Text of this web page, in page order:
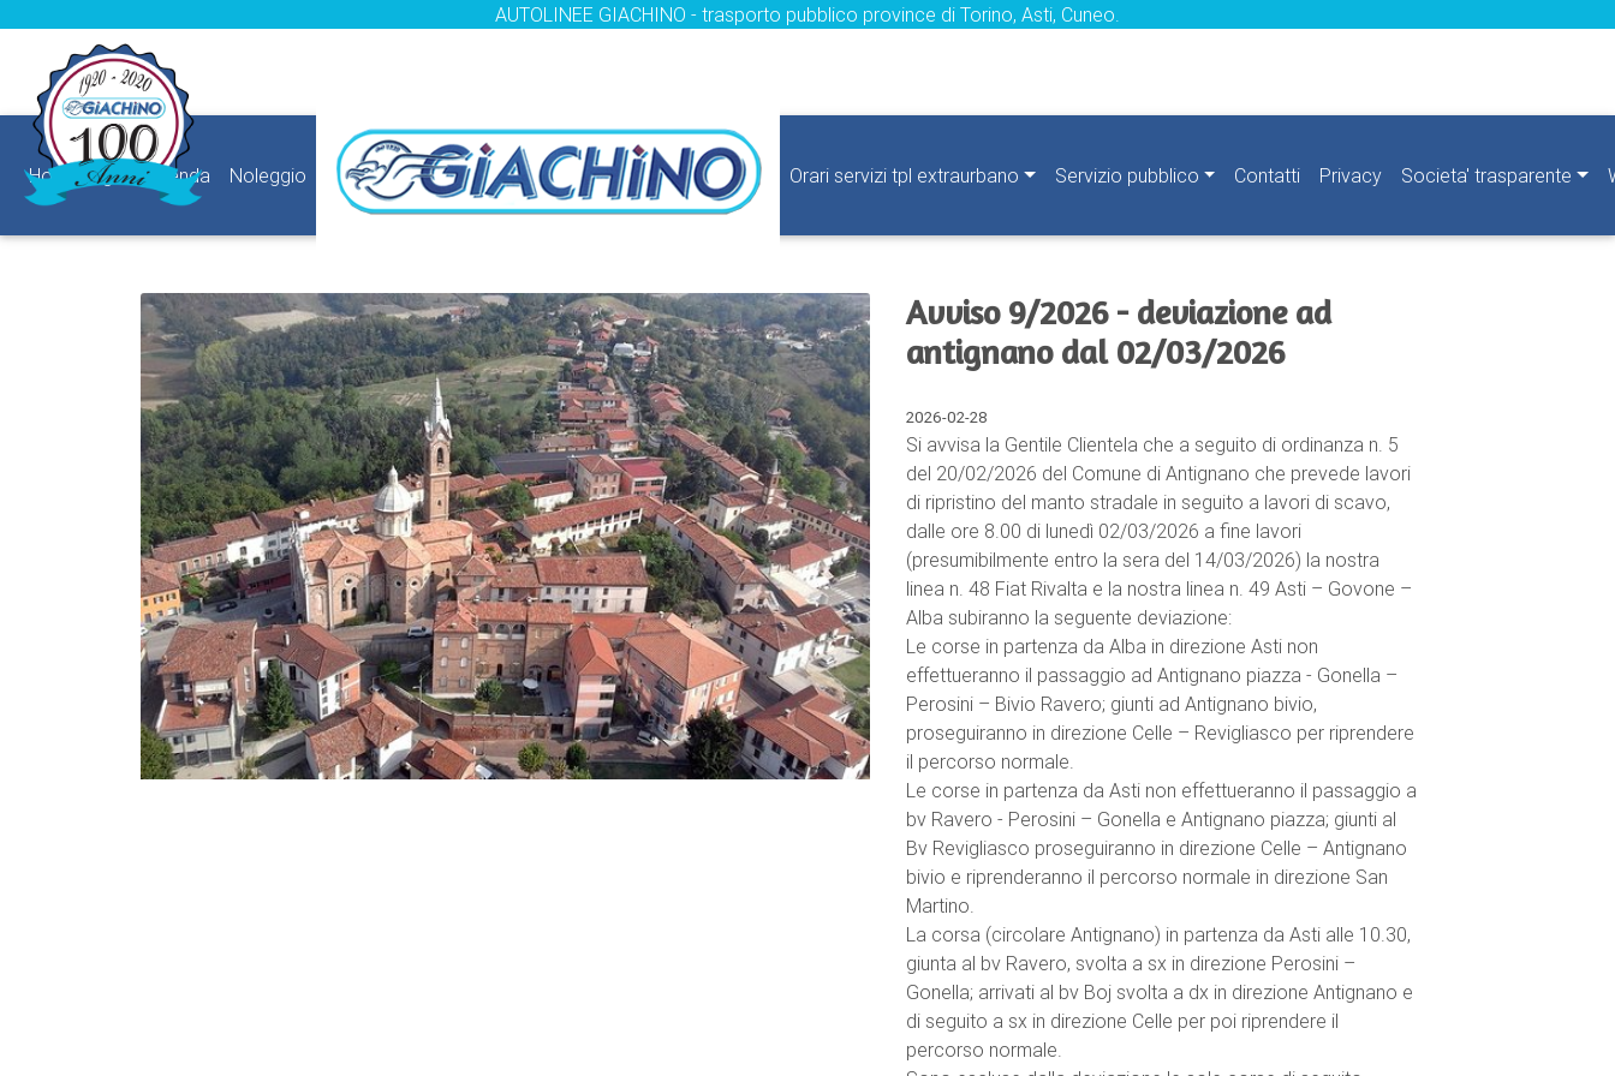
AUTOLINEE GIACHINO - trasporto pubblico province di Torino, Asti, Cuneo.
HomePage Azienda Noleggio Orari servizi tpl extraurbano Servizio pubblico Contatti Privacy Societa' trasparente
Avviso 9/2026 - deviazione ad
antignano dal 02/03/2026
2026-02-28
Si avvisa la Gentile Clientela che a seguito di ordinanza n. 5
del 20/02/2026 del Comune di Antignano che prevede lavori
di ripristino del manto stradale in seguito a lavori di scavo,
dalle ore 8.00 di lunedì 02/03/2026 a fine lavori
(presumibilmente entro la sera del 14/03/2026) la nostra
linea n. 48 Fiat Rivalta e la nostra linea n. 49 Asti – Govone –
Alba subiranno la seguente deviazione:
Le corse in partenza da Alba in direzione Asti non
effettueranno il passaggio ad Antignano piazza - Gonella –
Perosini – Bivio Ravero; giunti ad Antignano bivio,
proseguiranno in direzione Celle – Revigliasco per riprendere
il percorso normale.
Le corse in partenza da Asti non effettueranno il passaggio a
bv Ravero - Perosini – Gonella e Antignano piazza; giunti al
Bv Revigliasco proseguiranno in direzione Celle – Antignano
bivio e riprenderanno il percorso normale in direzione San
Martino.
La corsa (circolare Antignano) in partenza da Asti alle 10.30,
giunta al bv Ravero, svolta a sx in direzione Perosini –
Gonella; arrivati al bv Boj svolta a dx in direzione Antignano e
di seguito a sx in direzione Celle per poi riprendere il
percorso normale.